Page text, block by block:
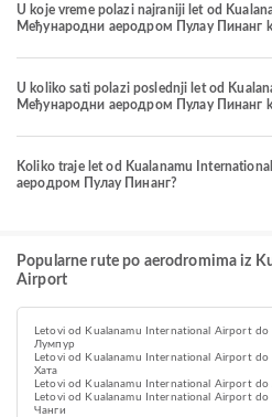
U koje vreme polazi najraniji let od
Међународни аеродром Пулау Пинанг
U koliko sati polazi poslednji let od
Међународни аеродром Пулау Пинанг
Koliko traje let od Kualanamu
аеродром Пулау Пинанг?
Popularne rute po aerodromima iz
Airport
Letovi od Kualanamu International Airport
Лумпур
Letovi od Kualanamu International Airport
Хата
Letovi od Kualanamu International Airport
Letovi od Kualanamu International Airport
Чанги